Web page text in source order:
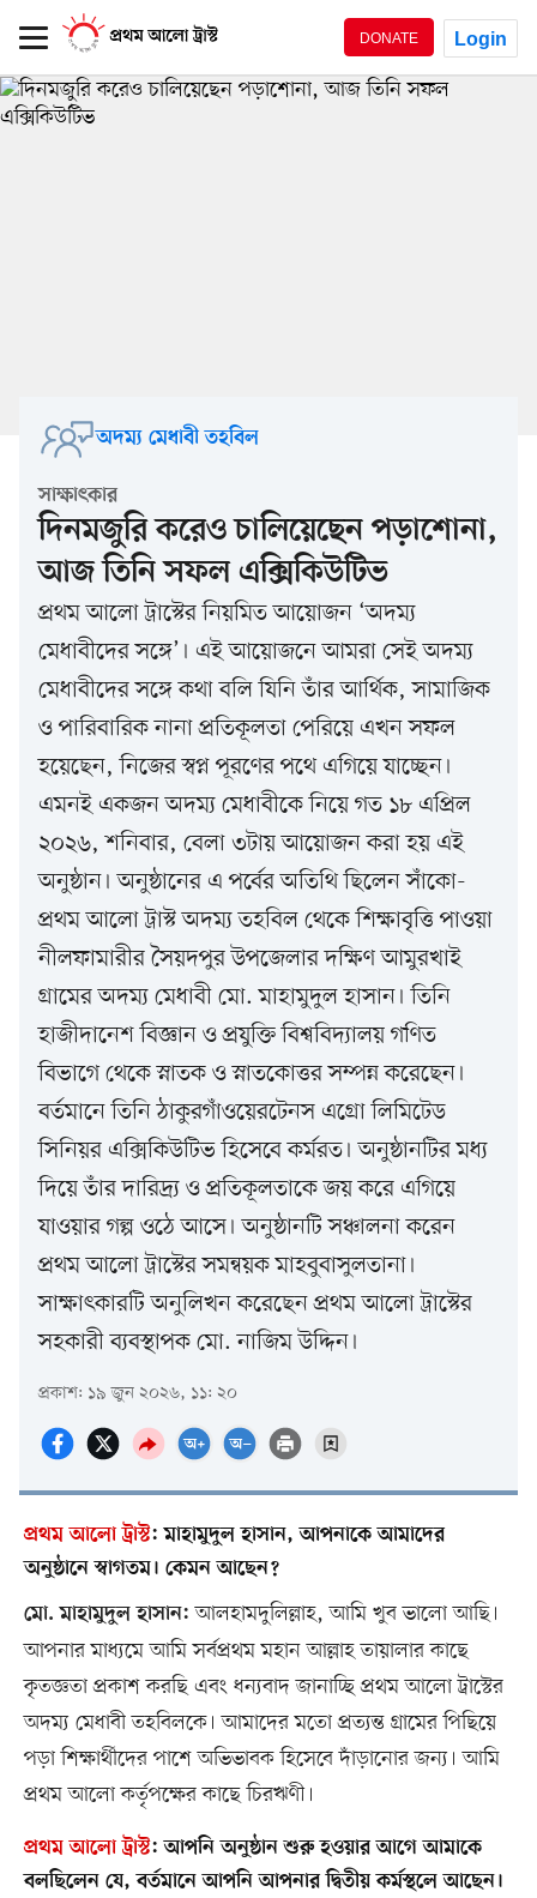
DONATE Login
অদম্য মেধাবী তহবিল
সাক্ষাৎকার
দিনমজুরি করেও চালিয়েছেন পড়াশোনা,
আজ তিনি সফল এক্সিকিউটিভ
প্রথম আলো ট্রাস্টের নিয়মিত আয়োজন ‘অদম্য
মেধাবীদের সঙ্গে’। এই আয়োজনে আমরা সেই অদম্য
মেধাবীদের সঙ্গে কথা বলি যিনি তাঁর আর্থিক, সামাজিক
ও পারিবারিক নানা প্রতিকূলতা পেরিয়ে এখন সফল
হয়েছেন, নিজের স্বপ্ন পূরণের পথে এগিয়ে যাচ্ছেন।
এমনই একজন অদম্য মেধাবীকে নিয়ে গত ১৮ এপ্রিল
২০২৬, শনিবার, বেলা ৩টায় আয়োজন করা হয় এই
অনুষ্ঠান। অনুষ্ঠানের এ পর্বের অতিথি ছিলেন সাঁকো-
প্রথম আলো ট্রাস্ট অদম্য তহবিল থেকে শিক্ষাবৃত্তি পাওয়া
নীলফামারীর সৈয়দপুর উপজেলার দক্ষিণ আমুরখাই
গ্রামের অদম্য মেধাবী মো. মাহামুদুল হাসান। তিনি
হাজীদানেশ বিজ্ঞান ও প্রযুক্তি বিশ্ববিদ্যালয় গণিত
বিভাগে থেকে স্নাতক ও স্নাতকোত্তর সম্পন্ন করেছেন।
বর্তমানে তিনি ঠাকুরগাঁওয়েরটেনস এগ্রো লিমিটেড
সিনিয়র এক্সিকিউটিভ হিসেবে কর্মরত। অনুষ্ঠানটির মধ্য
দিয়ে তাঁর দারিদ্র্য ও প্রতিকূলতাকে জয় করে এগিয়ে
যাওয়ার গল্প ওঠে আসে। অনুষ্ঠানটি সঞ্চালনা করেন
প্রথম আলো ট্রাস্টের সমন্বয়ক মাহবুবাসুলতানা।
সাক্ষাৎকারটি অনুলিখন করেছেন প্রথম আলো ট্রাস্টের
সহকারী ব্যবস্থাপক মো. নাজিম উদ্দিন।
প্রকাশ: ১৯ জুন ২০২৬, ১১: ২০
প্রথম আলো ট্রাস্ট:মাহামুদুল হাসান, আপনাকে আমাদের
অনুষ্ঠানে স্বাগতম। কেমন আছেন?
মো. মাহামুদুল হাসান: আলহামদুলিল্লাহ, আমি খুব ভালো আছি।
আপনার মাধ্যমে আমি সর্বপ্রথম মহান আল্লাহ তায়ালার কাছে
কৃতজ্ঞতা প্রকাশ করছি এবং ধন্যবাদ জানাচ্ছি প্রথম আলো ট্রাস্টের
অদম্য মেধাবী তহবিলকে। আমাদের মতো প্রত্যন্ত গ্রামের পিছিয়ে
পড়া শিক্ষার্থীদের পাশে অভিভাবক হিসেবে দাঁড়ানোর জন্য। আমি
প্রথম আলো কর্তৃপক্ষের কাছে চিরঋণী।
প্রথম আলো ট্রাস্ট:আপনি অনুষ্ঠান শুরু হওয়ার আগে আমাকে
বলছিলেন যে, বর্তমানে আপনি আপনার দ্বিতীয় কর্মস্থলে আছেন।